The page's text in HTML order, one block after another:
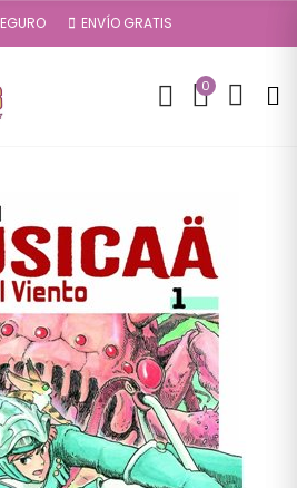
ENVÍO GRATIS
0